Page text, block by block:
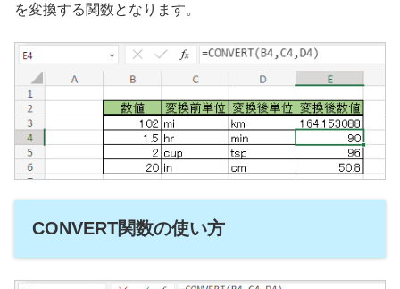
を変換する関数となります。
CONVERT関数の使い方